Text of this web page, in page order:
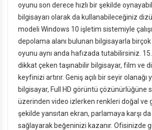
oyunu son derece hızlı bir şekilde
bilgisayarı olarak da kullanabileceğiniz
modeli Windows 10 işletim sistemiyle
depolama alanı bulunan bilgisayarla birçok
oyunu aynı anda hafızada tutabilirsiniz.
dikkat çeken taşınabilir bilgisayar, film ve
keyfinizi artırır. Geniş açılı bir seyir
bilgisayar, Full HD görüntü çözünürlüğüne
üzerinden video izlerken renkleri doğal ve
şekilde yansıtan ekran, parlamaya karşı
sağlayarak beğeninizi kazanır. Ofisinizde